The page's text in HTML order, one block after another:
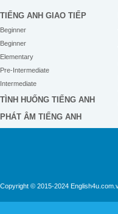
TIẾNG ANH GIAO TIẾP
Beginner
Beginner
Elementary
Pre-Intermediate
Intermediate
TÌNH HUỐNG TIẾNG ANH
PHÁT ÂM TIẾNG ANH
Copyright © 2015-2024